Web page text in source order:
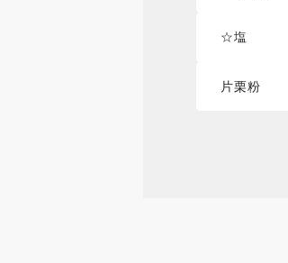
☆塩
片栗粉